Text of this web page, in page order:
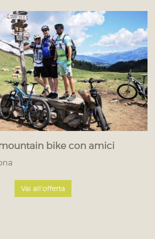
bike con amici
Vai all'offerta